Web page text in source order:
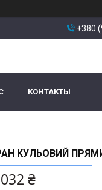
+380
КОНТАКТЫ
КУЛЬОВИЙ
₴